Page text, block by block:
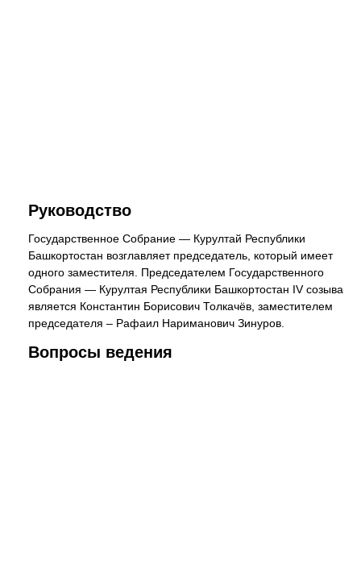
Руководство
Государственное Собрание — Курултай Республики
Башкортостан возглавляет председатель, который имеет
одного заместителя. Председателем Государственного
Собрания — Курултая Республики Башкортостан IV созыва
является Константин Борисович Толкачёв, заместителем
председателя – Рафаил Нариманович Зинуров.
Вопросы ведения